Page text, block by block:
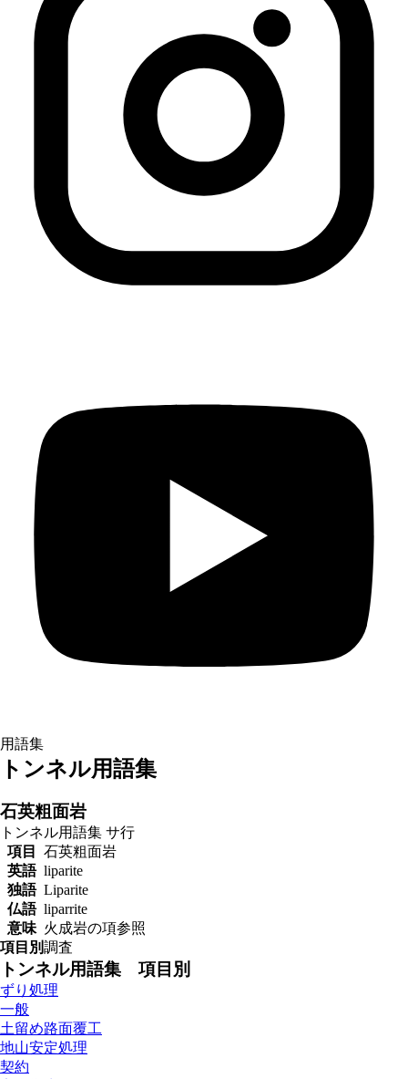
用語集
トンネル用語集
石英粗面岩
トンネル用語集 サ行
項目
石英粗面岩
英語 liparite
独語 Liparite
仏語 liparrite
意味 火成岩の項参照
項目別調査
トンネル用語集 項目別
ずり処理
一般
土留め路面覆工
地山安定処理
契約